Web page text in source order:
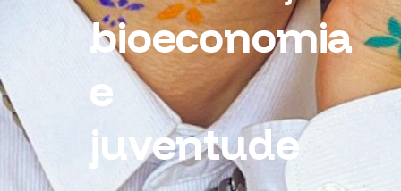
bioeconomia
e
juventude